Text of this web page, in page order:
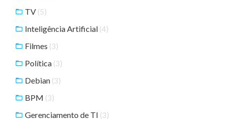
TV (5)
Inteligência Artificial (4)
Filmes (3)
Política (3)
Debian (3)
BPM (3)
Gerenciamento de TI (3)